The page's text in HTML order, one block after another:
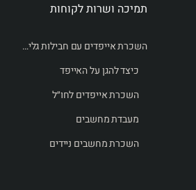
תמיכה ושרות לקוחות
השכרת אייפדים עם חבילות גלישה לחו״ל
כיצד להגן על האייפד
השכרת אייפדים לחו״ל
מעבדת מחשבים
השכרת מחשבים ניידים